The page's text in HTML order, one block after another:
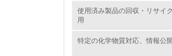
7.
環境活動に
8. 第三者認証
使用済み製品の回収・リサイ
用
特定の化学物質対応、情報公開